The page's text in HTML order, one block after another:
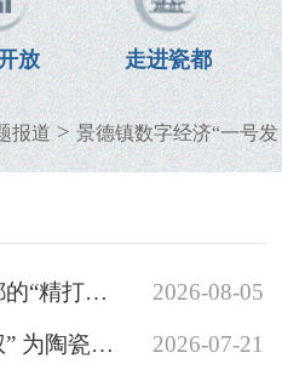
放 走进瓷都
报道>景德镇数字经济“一号发
2026-08-05
江西景德镇：千年瓷都的“精打细算”
2026-07-21
景德镇：“区块链+版权” 为陶瓷产业发展破难题添活力